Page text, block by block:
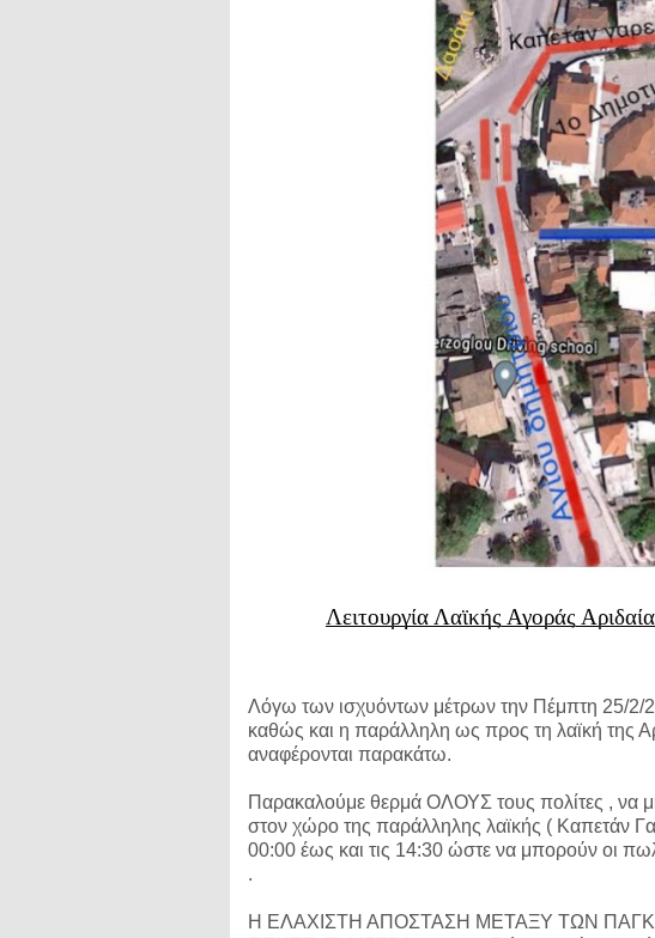
Λειτουργία Λαϊκής Αγοράς
Λόγω των ισχυόντων μέτρων την Πέμπτη 25/2/
καθώς και η παράλληλη ως προς τη λαϊκή της
αναφέρονται παρακάτω.
Παρακαλούμε θερμά ΟΛΟΥΣ τους πολίτες , να
στον χώρο της παράλληλης λαϊκής ( Καπετάν
00:00 έως και τις 14:30 ώστε να μπορούν οι
.
Η ΕΛΑΧΙΣΤΗ ΑΠΟΣΤΑΣΗ ΜΕΤΑΞΥ ΤΩΝ